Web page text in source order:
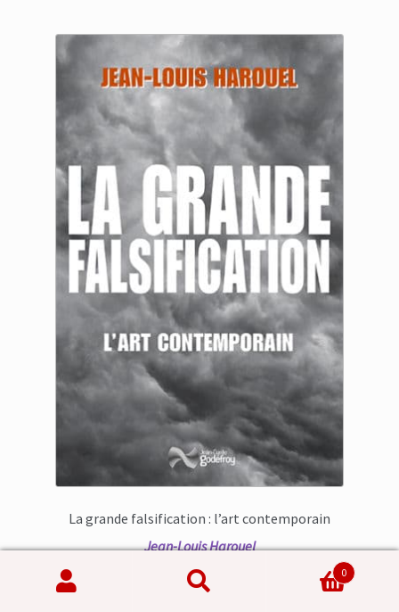
La grande falsification : l’art contemporain
Jean-Louis Harouel
Voir le livre
Recherche
Recherche
0